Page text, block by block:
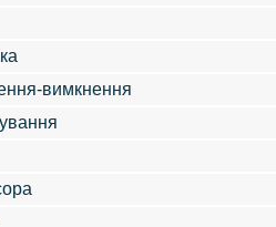
вимкнення